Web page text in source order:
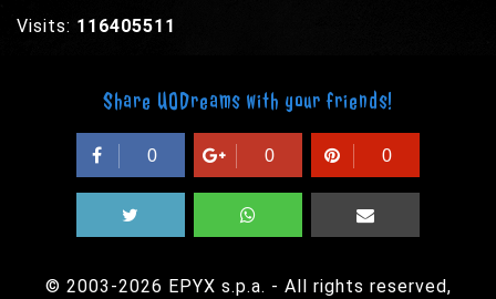
Visits: 116405511
Share UODreams with your friends!
0 0 0
© 2003-2026 EPYX s.p.a. - All rights reserved,